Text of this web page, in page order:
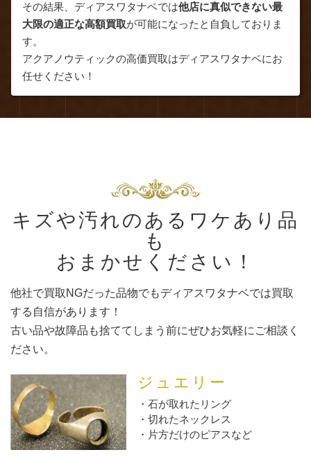
その結果、ディアスワタナベでは他店に真似できない最
大限の適正な高額買取が可能になったと自負しておりま
す。
アクアノウティックの高価買取はディアスワタナベにお
任せください！
キズや汚れのあるワケあり品
も
おまかせください！
他社で買取NGだった品物でもディアスワタナベでは買取
する自信があります！
古い品や故障品も捨ててしまう前にぜひお気軽にご相談く
ださい。
ジュエリー
石が取れたリング
切れたネックレス
片方だけのピアスなど